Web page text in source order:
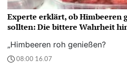
Experte erklärt, ob Himbeeren
sollten: Die bittere Wahrheit
„Himbeeren roh genießen?
08:00 16.07